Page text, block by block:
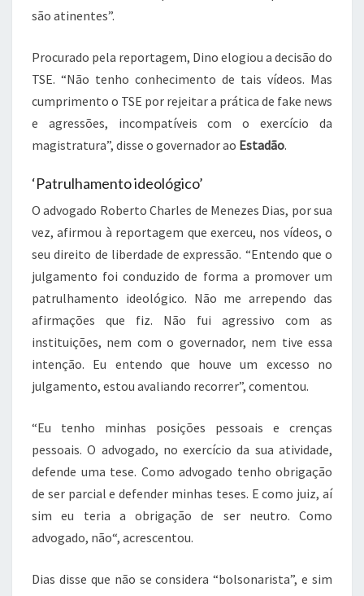
são atinentes”.
Procurado pela reportagem, Dino elogiou a decisão do
TSE. “Não tenho conhecimento de tais vídeos. Mas
cumprimento o TSE por rejeitar a prática de fake news
e agressões, incompatíveis com o exercício da
magistratura”, disse o governador ao Estadão.
‘Patrulhamento ideológico’
O advogado Roberto Charles de Menezes Dias, por sua
vez, afirmou à reportagem que exerceu, nos vídeos, o
seu direito de liberdade de expressão. “Entendo que o
julgamento foi conduzido de forma a promover um
patrulhamento ideológico. Não me arrependo das
afirmações que fiz. Não fui agressivo com as
instituições, nem com o governador, nem tive essa
intenção. Eu entendo que houve um excesso no
julgamento, estou avaliando recorrer”, comentou.
“Eu tenho minhas posições pessoais e crenças
pessoais. O advogado, no exercício da sua atividade,
defende uma tese. Como advogado tenho obrigação
de ser parcial e defender minhas teses. E como juiz, aí
sim eu teria a obrigação de ser neutro. Como
advogado, não“, acrescentou.
Dias disse que não se considera “bolsonarista”, e sim